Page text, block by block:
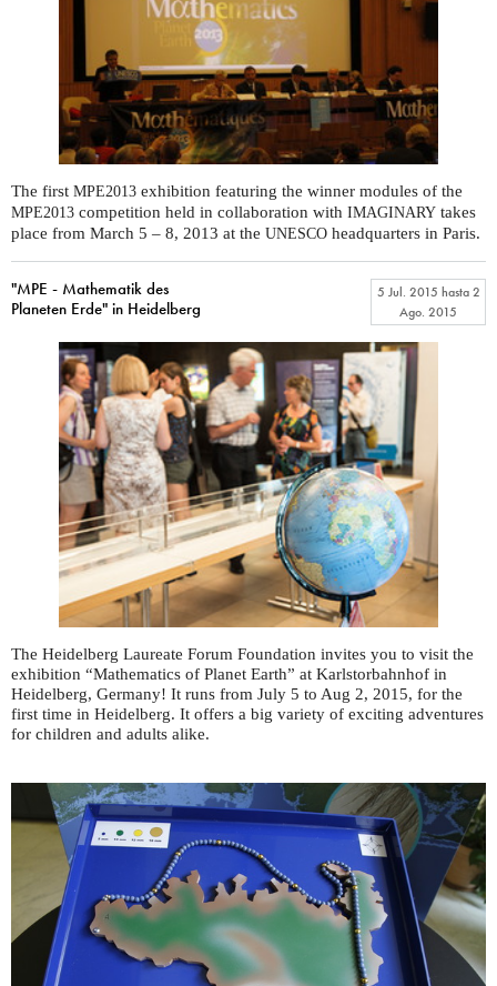
The first MPE2013 exhibition featuring the winner modules of the
MPE2013 competition held in collaboration with IMAGINARY takes
place from March 5 – 8, 2013 at the UNESCO headquarters in Paris.
"MPE - Mathematik des
Planeten Erde" in Heidelberg
5 Jul. 2015 hasta2
Ago. 2015
The Heidelberg Laureate Forum Foundation invites you to visit the
exhibition “Mathematics of Planet Earth” at Karlstorbahnhof in
Heidelberg, Germany! It runs from July 5 to Aug 2, 2015, for the
first time in Heidelberg. It offers a big variety of exciting adventures
for children and adults alike.